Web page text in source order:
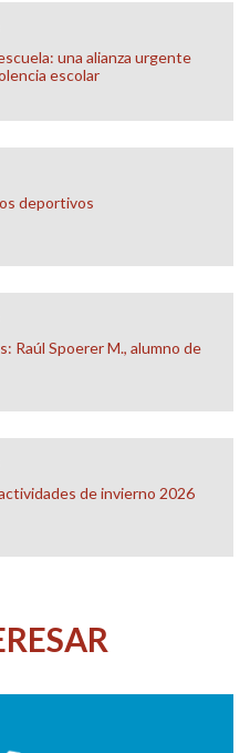
una alianza urgente
escolar
deportivos
Raúl Spoerer M., alumno de
de invierno 2026